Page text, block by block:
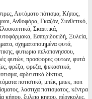
Αυτόματο πότισμα, Κήπος,
Ανθοφόρα, Γκαζόν, Συνθετικό,
Σκαπτικά,
Εσπεριδοειδή, Ξυλεία,
σχηματοποιημένα φυτά,
φυτωρια πελοπονησσου,
φυτών, προσφορες φυτων, φυτά
φρέζα, φρεζα, ψεκαστικά,
αρδευτικά δίκτυα,
ποτιστικά, μπέκ, μπεκ, ποπ
λαστιχα ποτισματος, κέντρα
κήπου, ξυλεια κηπου, πέργκολες,